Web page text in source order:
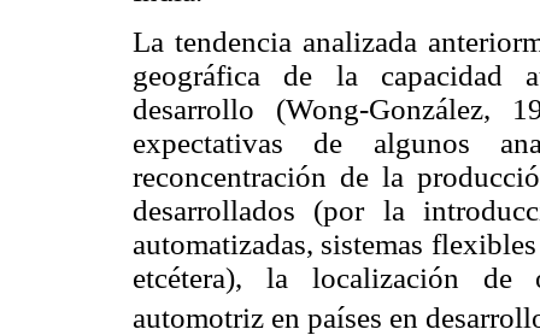
La tendencia analizada
geográfica de la capacidad
desarrollo (Wong-
expectativas de algunos
reconcentración de la
desarrollados (por la
automatizadas, sistemas
etcétera), la localización de
automotriz en países en